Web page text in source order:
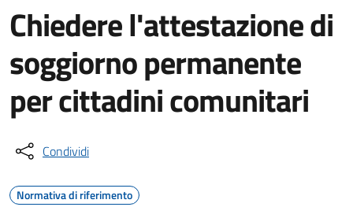
Chiedere l'attestazione di
soggiorno permanente
per cittadini comunitari
Condividi
Normativa di riferimento